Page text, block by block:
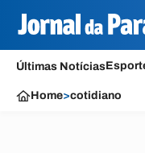
Últimas Notícias
Home>cotidiano